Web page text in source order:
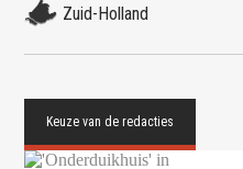
Zuid-Holland